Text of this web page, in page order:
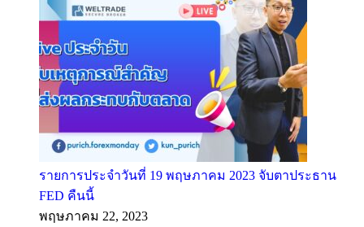
รายการประจำวันที่ 19 พฤษภาคม 2023 จับตาประธาน
FED คืนนี้
พฤษภาคม 22, 2023